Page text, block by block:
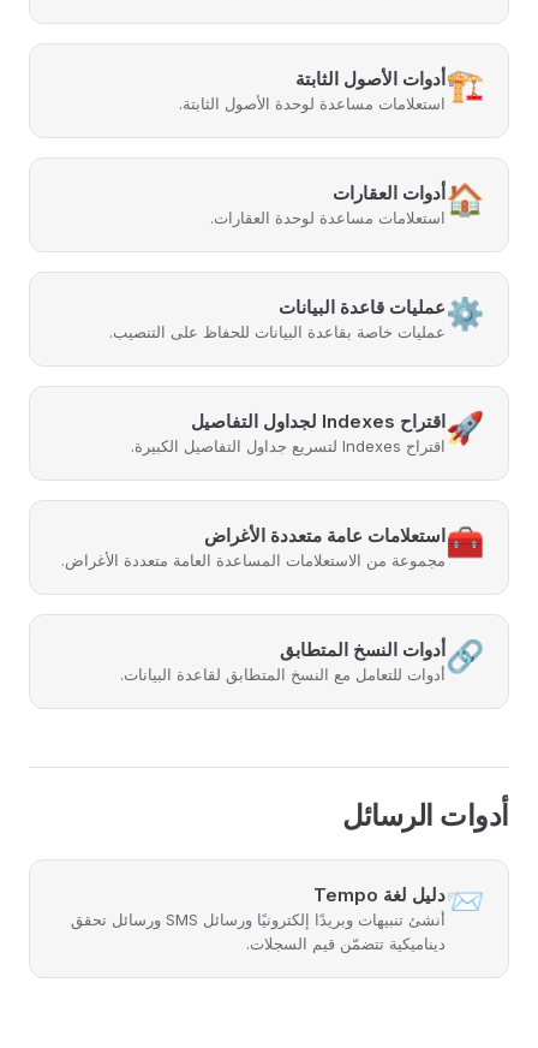
🏗️أدوات الأصول الثابتة
استعلامات مساعدة لوحدة الأصول الثابتة.
🏠أدوات العقارات
استعلامات مساعدة لوحدة العقارات.
⚙️عمليات قاعدة البيانات
عمليات خاصة بقاعدة البيانات للحفاظ على التنصيب.
🚀اقتراح Indexes لجداول التفاصيل
اقتراح Indexes لتسريع جداول التفاصيل الكبيرة.
🧰استعلامات عامة متعددة الأغراض
مجموعة من الاستعلامات المساعدة العامة متعددة الأغراض.
🔗أدوات النسخ المتطابق
أدوات للتعامل مع النسخ المتطابق لقاعدة البيانات.
أدوات الرسائل
📨دليل لغة Tempo
أنشئ تنبيهات وبريدًا إلكترونيًا ورسائل SMS ورسائل تحقق
ديناميكية تتضمّن قيم السجلات.